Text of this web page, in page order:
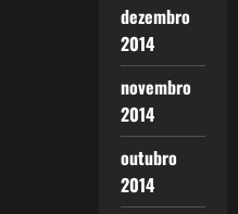
dezembro
2014
novembro
2014
outubro
2014